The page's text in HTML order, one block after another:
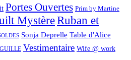
Portes Ouvertes Prim by Martine
MystèreRuban et
Sonja Deprelle Table d'Alice
Vestimentaire Wife @ work